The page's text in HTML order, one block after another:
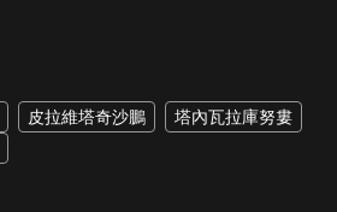
皮拉維塔奇沙鵬
塔內瓦拉庫努婁